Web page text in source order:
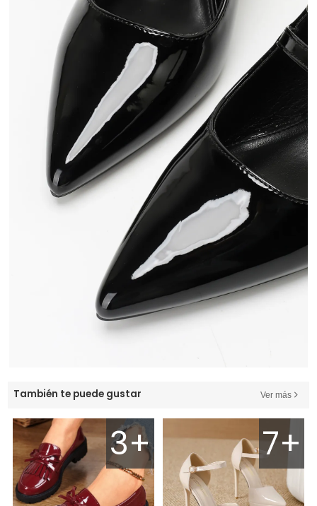
También te puede gustar Ver más
3+ 7+